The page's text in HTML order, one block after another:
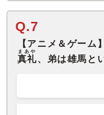
Q.7
【アニメ＆ゲーム
真礼
まあや
、弟は雄馬と